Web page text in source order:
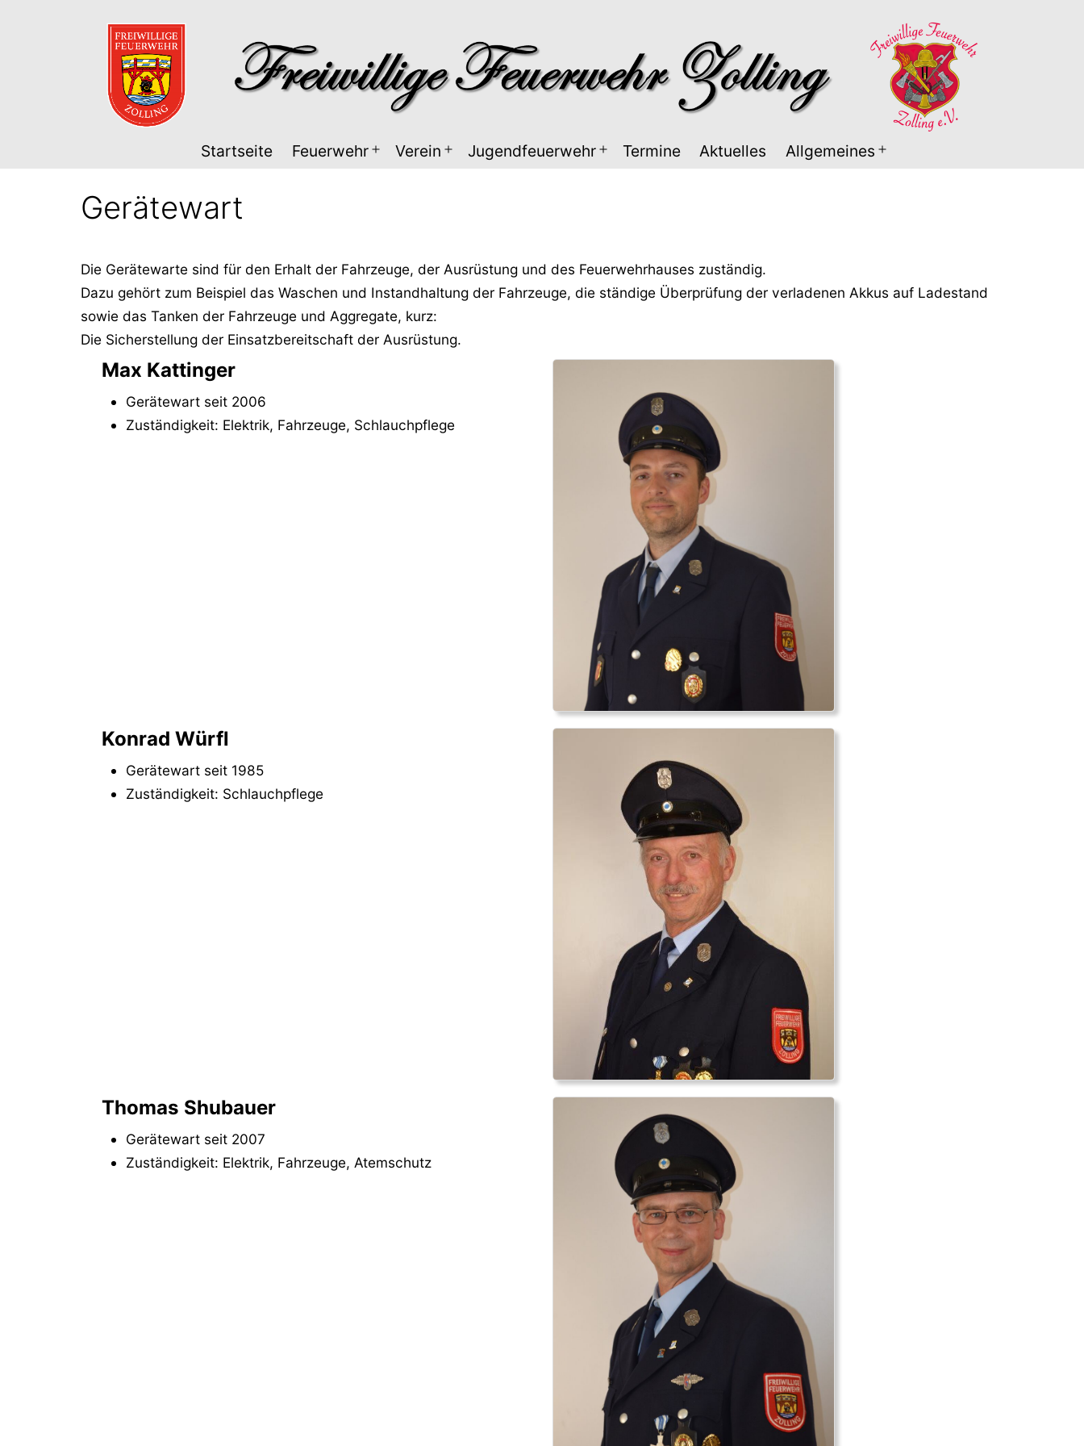
Startseite Feuerwehr MenüVerein MenüJugendfeuerwehr MenüTermine Aktuelles Allgemeines Menü
Gerätewart
Die Gerätewarte sind für den Erhalt der Fahrzeuge, der Ausrüstung und des Feuerwehrhauses zuständig.
Dazu gehört zum Beispiel das Waschen und Instandhaltung der Fahrzeuge, die ständige Überprüfung der verladenen Akkus auf Ladestand
sowie das Tanken der Fahrzeuge und Aggregate, kurz:
Die Sicherstellung der Einsatzbereitschaft der Ausrüstung.
Max Kattinger
Gerätewart seit 2006
Zuständigkeit: Elektrik, Fahrzeuge, Schlauchpflege
Konrad Würfl
Gerätewart seit 1985
Zuständigkeit: Schlauchpflege
Thomas Shubauer
Gerätewart seit 2007
Zuständigkeit: Elektrik, Fahrzeuge, Atemschutz